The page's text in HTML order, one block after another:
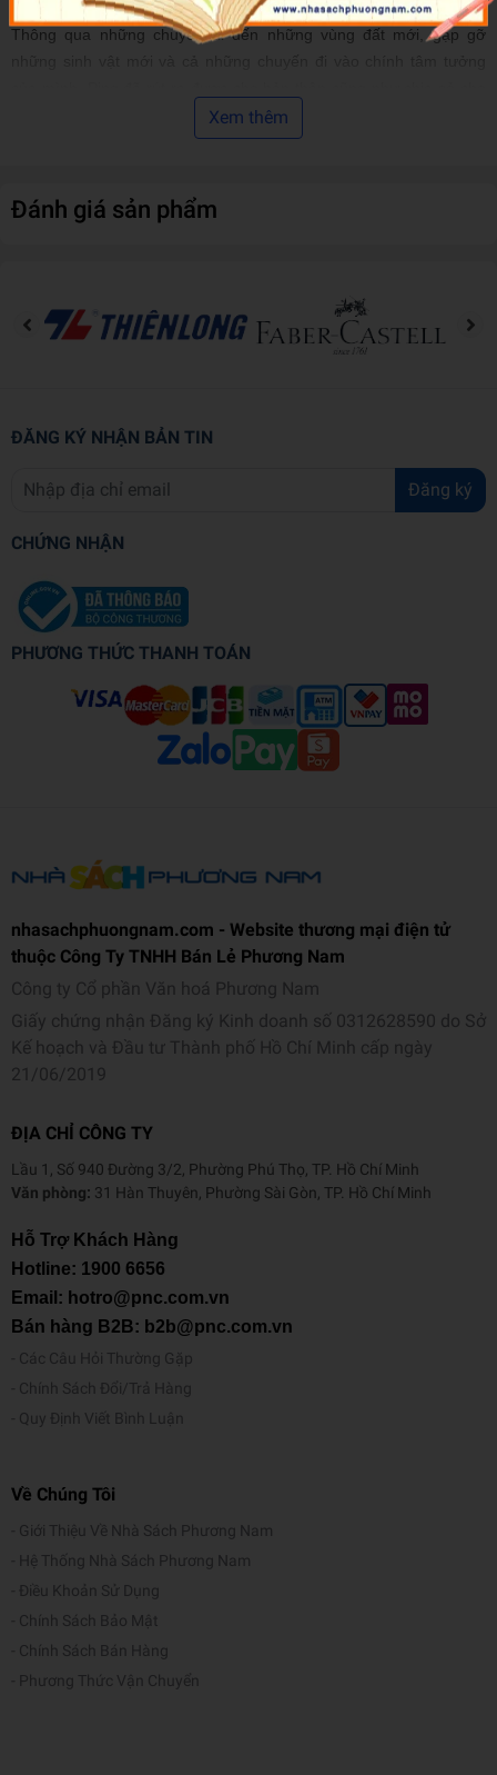
Thông qua những chuyến đi đến những vùng đất mới, gặp gỡ
muôn loài những bài học quý giá, những chân lý tưởng chừng như
giản đơn nhưng có giá trị muôn đời: Ai cũng có thể tạo dựng một
xem là “cuốn thiền vỡ lòng” dành cho độc giả vì những thông điệp
và bài học sâu sắc mà nó truyền tải. Cũng giống như con người,
ta cũng có khả năng sống một cuộc đời trọn vẹn với những khát
vọng sâu sắc nhất thông qua những lựa chọn và hành động của
bản thân.
những ai đang cần một cú hích để bật nhảy thật xa. Chỉ khi nào bắt
mình tự dựng lên, để tìm thấy chính mình thì bạn mới có thể sống
một cuộc đời có chủ đích.
cuốn khác lại thay đổi cách bạn sống, thìPing - Giải Cứu Vườn
làm được cả hai điều đó.
New York Post
chuyện của chú là một bài học đáng suy ngẫm có thể giúp chúng ta
chuyển đổi và tôi luyện nội tâm.” - Tuần san Publishers Weekly
“Tác phẩm gửi gắm đến người đọc thông điệp rằng chỉ khi nào ta
sáng suốt lựa chọn và dám hành động thì ta mới có thể sống một
cuộc đời trọn vẹn nhất, đến được điểm cuối của hành trình một
Thông tin tác giả
Stuart Avery Gold là một trong những tác giả có sách lọt vào top
bình khen ngợi là có giá trị dẫn đường, được dịch sang hơn 20 thứ
tiếng và đã truyền cảm hứng cho hàng triệu độc giả nỗ lực phấn
đấu vì một tương lai tốt đẹp hơn, không chỉ cho cá nhân mình mà
còn cho cả cộng đồng. Bên cạnh công việc viết sách, ông còn là
một nhà phát triển sản phẩm từng đạt nhiều giải thưởng. CNN khen
ngợi ông là người “truyền cảm hứng và năng lượng”; Newsweek
miêu tả năng lượng và phong cách của ông như “một sự pha trộn
giữa những lời khuyên trong kinh doanh và học thuyết tinh thần cho
Xem thêm
Đánh giá sản phẩm
ĐĂNG KÝ NHẬN BẢN TIN
Đăng ký
CHỨNG NHẬN
PHƯƠNG THỨC THANH TOÁN
nhasachphuongnam.com - Website thương mại điện tử
thuộc Công Ty TNHH Bán Lẻ Phương Nam
Công ty Cổ phần Văn hoá Phương Nam
Giấy chứng nhận Đăng ký Kinh doanh số 0312628590 do Sở
Kế hoạch và Đầu tư Thành phố Hồ Chí Minh cấp ngày
21/06/2019
ĐỊA CHỈ CÔNG TY
Lầu 1, Số 940 Đường 3/2, Phường Phú Thọ, TP. Hồ Chí Minh
Văn phòng: 31 Hàn Thuyên, Phường Sài Gòn, TP. Hồ Chí Minh
Hỗ Trợ Khách Hàng
Hotline: 1900 6656
Email: hotro@pnc.com.vn
Bán hàng B2B: b2b@pnc.com.vn
Các Câu Hỏi Thường Gặp
Chính Sách Đổi/Trả Hàng
Quy Định Viết Bình Luận
Về Chúng Tôi
Giới Thiệu Về Nhà Sách Phương Nam
Hệ Thống Nhà Sách Phương Nam
Điều Khoản Sử Dụng
Chính Sách Bảo Mật
Chính Sách Bán Hàng
Phương Thức Vận Chuyển